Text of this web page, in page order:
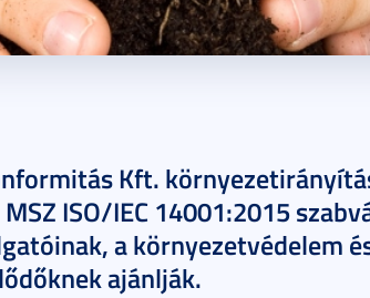
Kft.
ISO/IEC 14001:2015
a környezetvédelem
ajánlják.